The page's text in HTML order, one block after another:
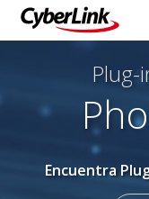
Plug-
Encuentra